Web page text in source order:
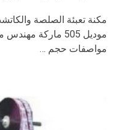
مكنة تعبئة الصلصة
موديل 505 ماركة
مواصفات حجم …